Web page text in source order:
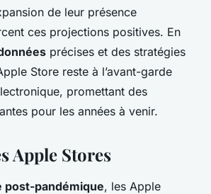
de leur présence
ces projections positives. En
précises et des stratégies
Store reste à l’avant-garde
promettant des
pour les années à venir.
Apple Stores
post-pandémique, les Apple